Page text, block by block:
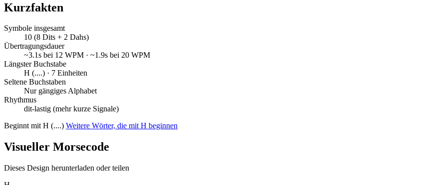
Kurzfakten
Symbole insgesamt
10 (8 Dits + 2 Dahs)
Übertragungsdauer
~3.1s bei 12 WPM · ~1.9s bei 20 WPM
Längster Buchstabe
H (....) · 7 Einheiten
Seltene Buchstaben
Nur gängiges Alphabet
Rhythmus
dit-lastig (mehr kurze Signale)
Beginnt mit H (....) Weitere Wörter, die mit H beginnen
Visueller Morsecode
Dieses Design herunterladen oder teilen